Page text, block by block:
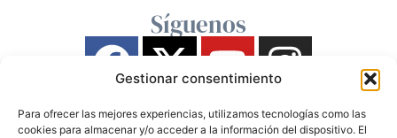
Gestionar consentimiento
Para ofrecer las mejores experiencias, utilizamos tecnologías como las
cookies para almacenar y/o acceder a la información del dispositivo. El
Síguenos